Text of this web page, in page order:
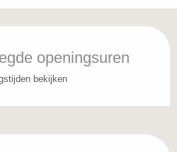
openingsuren
bekijken